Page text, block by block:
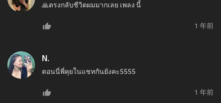
🙏ตรงกลับชีวิตผมมากเลย เพลง นี้
1 年前
N.
ตอนนี่พี่คุยในแชทกันยังคะ5555
1 年前